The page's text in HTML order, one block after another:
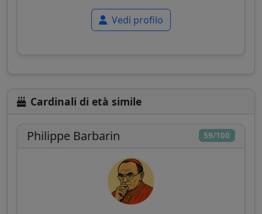
Vedi profilo
Cardinali di età simile
59/100
Philippe Barbarin